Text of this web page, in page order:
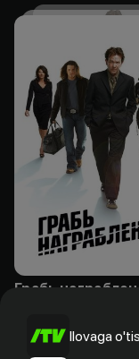
Грабь
Ilovaga